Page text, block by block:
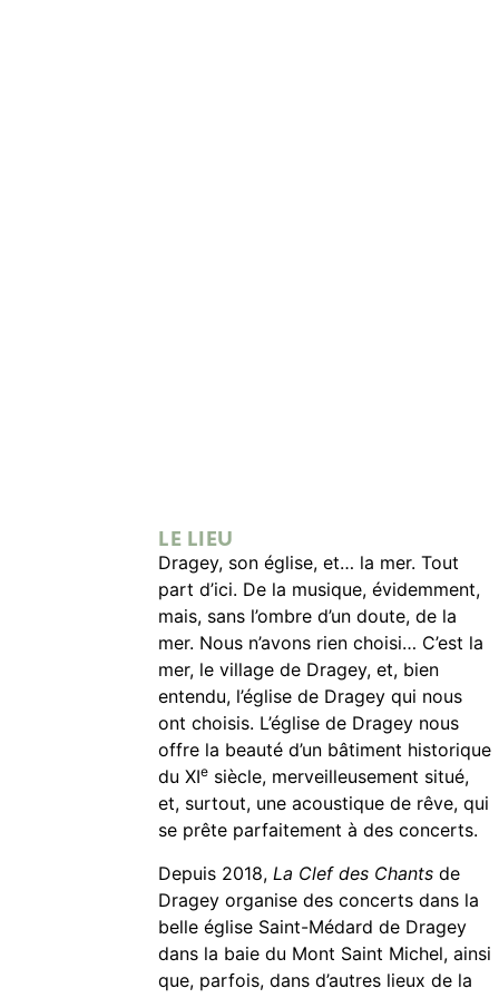
LE LIEU
Dragey, son église, et… la mer. Tout
part d’ici. De la musique, évidemment,
mais, sans l’ombre d’un doute, de la
mer. Nous n’avons rien choisi… C’est la
mer, le village de Dragey, et, bien
entendu, l’église de Dragey qui nous
ont choisis. L’église de Dragey nous
offre la beauté d’un bâtiment historique
du XIe siècle, merveilleusement situé,
et, surtout, une acoustique de rêve, qui
se prête parfaitement à des concerts.
Depuis 2018, La Clef des Chants de
Dragey organise des concerts dans la
belle église Saint-Médard de Dragey
dans la baie du Mont Saint Michel, ainsi
que, parfois, dans d’autres lieux de la